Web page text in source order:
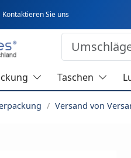
Kontaktieren Sie uns
Taschen
Versand von